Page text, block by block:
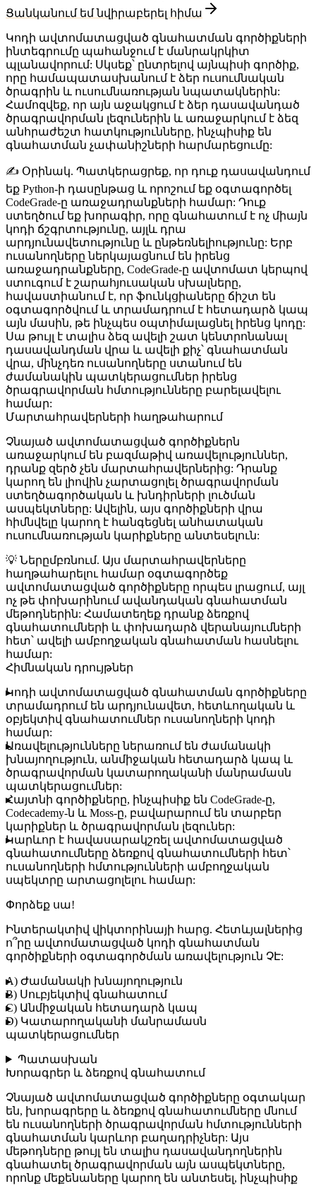
Ցանկանում եմ նվիրաբերել հիմա
Կոդի ավտոմատացված գնահատման գործիքների
ինտեգրումը պահանջում է մանրակրկիտ
պլանավորում: Սկսեք՝ ընտրելով այնպիսի գործիք,
որը համապատասխանում է ձեր ուսումնական
ծրագրին և ուսումնառության նպատակներին:
Համոզվեք, որ այն աջակցում է ձեր դասավանդած
ծրագրավորման լեզուներին և առաջարկում է ձեզ
անհրաժեշտ հատկությունները, ինչպիսիք են
գնահատման չափանիշների հարմարեցումը:
✍️ Օրինակ. Պատկերացրեք, որ դուք դասավանդում
եք Python-ի դասընթաց և որոշում եք օգտագործել
CodeGrade-ը առաջադրանքների համար: Դուք
ստեղծում եք խորագիր, որը գնահատում է ոչ միայն
կոդի ճշգրտությունը, այլև դրա
արդյունավետությունը և ընթեռնելիությունը: Երբ
ուսանողները ներկայացնում են իրենց
առաջադրանքները, CodeGrade-ը ավտոմատ կերպով
ստուգում է շարահյուսական սխալները,
հավաստիանում է, որ ֆունկցիաները ճիշտ են
օգտագործվում և տրամադրում է հետադարձ կապ
այն մասին, թե ինչպես օպտիմալացնել իրենց կոդը:
Սա թույլ է տալիս ձեզ ավելի շատ կենտրոնանալ
դասավանդման վրա և ավելի քիչ՝ գնահատման
վրա, մինչդեռ ուսանողները ստանում են
ժամանակին պատկերացումներ իրենց
ծրագրավորման հմտությունները բարելավելու
համար:
Մարտահրավերների հաղթահարում
Չնայած ավտոմատացված գործիքներն
առաջարկում են բազմաթիվ առավելություններ,
դրանք զերծ չեն մարտահրավերներից: Դրանք
կարող են լիովին չարտացոլել ծրագրավորման
ստեղծագործական և խնդիրների լուծման
ասպեկտները: Ավելին, այս գործիքների վրա
հիմնվելը կարող է հանգեցնել անհատական
ուսումնառության կարիքները անտեսելուն:
💡 Ներըմբռնում. Այս մարտահրավերները
հաղթահարելու համար օգտագործեք
ավտոմատացված գործիքները որպես լրացում, այլ
ոչ թե փոխարինում ավանդական գնահատման
մեթոդներին: Համատեղեք դրանք ձեռքով
գնահատումների և փոխադարձ վերանայումների
հետ՝ ավելի ամբողջական գնահատման հասնելու
համար:
Հիմնական դրույթներ
Կոդի ավտոմատացված գնահատման գործիքները
տրամադրում են արդյունավետ, հետևողական և
օբյեկտիվ գնահատումներ ուսանողների կոդի
համար:
Առավելությունները ներառում են ժամանակի
խնայողություն, անմիջական հետադարձ կապ և
ծրագրավորման կատարողականի մանրամասն
պատկերացումներ:
Հայտնի գործիքները, ինչպիսիք են CodeGrade-ը,
Codecademy-ն և Moss-ը, բավարարում են տարբեր
կարիքներ և ծրագրավորման լեզուներ:
Կարևոր է հավասարակշռել ավտոմատացված
գնահատումները ձեռքով գնահատումների հետ՝
ուսանողների հմտությունների ամբողջական
սպեկտրը արտացոլելու համար:
Փորձեք սա!
Ինտերակտիվ վիկտորինայի հարց. Հետևյալներից
ո՞րը ավտոմատացված կոդի գնահատման
գործիքների օգտագործման առավելություն ՉԷ:
A) Ժամանակի խնայողություն
B) Սուբյեկտիվ գնահատում
C) Անմիջական հետադարձ կապ
D) Կատարողականի մանրամասն
պատկերացումներ
Պատասխան
Խորագրեր և ձեռքով գնահատում
Չնայած ավտոմատացված գործիքները օգտակար
են, խորագրերը և ձեռքով գնահատումները մնում
են ուսանողների ծրագրավորման հմտությունների
գնահատման կարևոր բաղադրիչներ: Այս
մեթոդները թույլ են տալիս դասավանդողներին
գնահատել ծրագրավորման այն ասպեկտները,
որոնք մեքենաները կարող են անտեսել, ինչպիսիք